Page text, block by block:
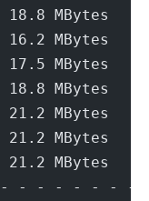
MBytes
MBytes
MBytes
MBytes
MBytes
MBytes
21.2
- - - - - - -